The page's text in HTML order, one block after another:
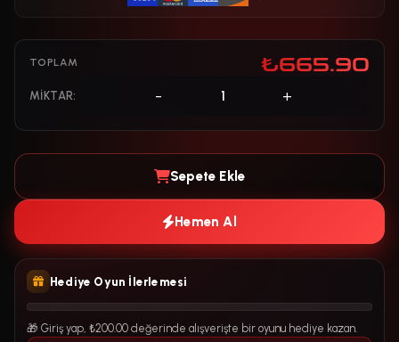
TOPLAM ₺665.90
MIKTAR: - +
Sepete Ekle
Hemen Al
Hediye Oyun İlerlemesi
🎁 Giriş yap, ₺200.00 değerinde alışverişte bir oyunu hediye kazan.